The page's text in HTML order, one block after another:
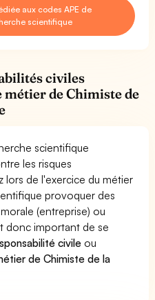
aux codes APE de
scientifique
civiles
de Chimiste de
scientifique
les risques
lors de l'exercice du métier
provoquer des
(entreprise) ou
donc important de se
civile ou
de Chimiste de la